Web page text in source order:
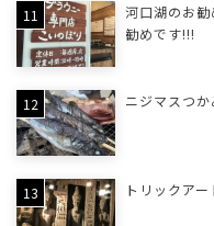
河口湖のお
勧めです!!!
ニジマスつ
トリックア